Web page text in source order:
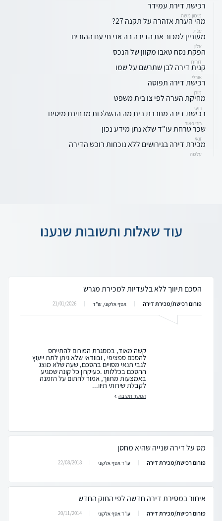
רכישת דירת עמידר
מימון משה
מהי הערת אזהרה על תקנה 27?
ענת
מעוניין למכור את הדירה בה אני חי עם ההורים
אלון
הפקת נסח טאבו מקוון של הנכס
דורית
קנית דירה לבן שתרשם על שמו
אורלי
רכישת דירה תפוסה
מורן
מחיקת הערה לפי צו בית משפט
רועי
רכישת דירה מחברת בית מה ההשלכות מבחינת מיסים
רוזי פאור
שכר טרחת עו"ד שלא נתן מידע נכון
זואי
מכירת דירה בגירושים ללא נוכחות רוכש הדירה
עלמה
עוד שאלות ותשובות שנענו
הסכם תיווך ללא בלעדיות למכירת מגרש
פורום רכישת/מכירת דירה אסף אלקוני, עו"ד 21/01/2026
קשה מאוד, במסגרת הפורום להתייחס
להסכם ספציפי , ובוודאי שלא ניתן לתת ייעוץ
לגבי תנאי מסויים בהסכם, שעה שלא מוצג
ההסכם בכללותו .כעיקרון כל קונה שמגיע
באמצעות מתווך, אמור לחתום על הזמנה
לקבלת שירותי תיוו...
המשך תשובה
מס על דירה שנייה שהיא מחסן
פורום רכישת/מכירת דירה עו"ד אסף אלקוני 22/08/2018
איחור במסירת דירה חדשה לפי החוק החדש
פורום רכישת/מכירת דירה עו"ד אסף אלקוני 20/11/2014